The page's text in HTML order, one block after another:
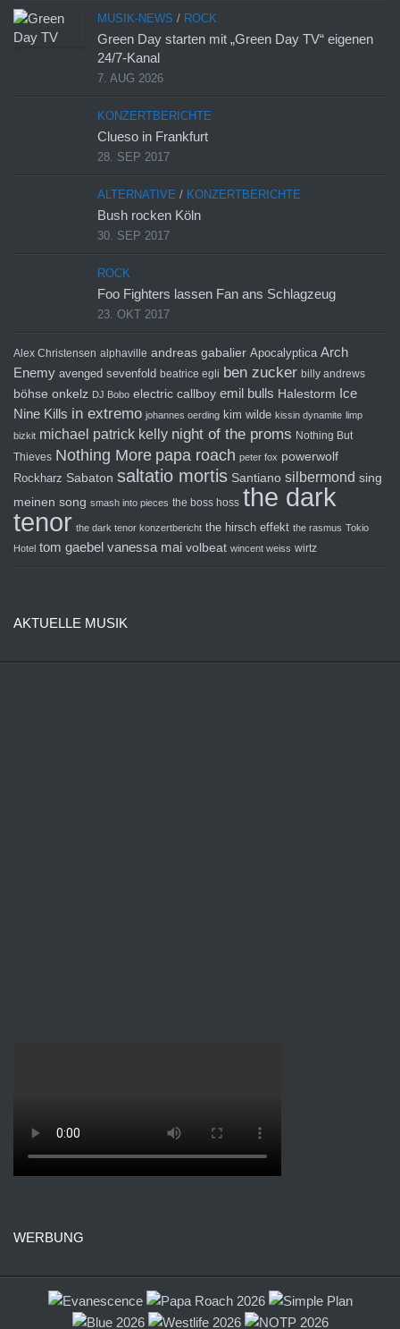
MUSIK-NEWS / ROCK
Green Day starten mit „Green Day TV“ eigenen
24/7-Kanal
7. AUG 2026
KONZERTBERICHTE
Clueso in Frankfurt
28. SEP 2017
ALTERNATIVE / KONZERTBERICHTE
Bush rocken Köln
30. SEP 2017
ROCK
Foo Fighters lassen Fan ans Schlagzeug
23. OKT 2017
Alex Christensen alphaville andreas gabalier Apocalyptica Arch
Enemy avenged sevenfold beatrice egli ben zucker billy andrews
böhse onkelz DJ Bobo electric callboy emil bulls Halestorm Ice
Nine Kills in extremo johannes oerding kim wilde kissin dynamite limp
bizkit michael patrick kelly night of the proms Nothing But
Thieves Nothing More papa roach peter fox powerwolf
Rockharz Sabaton saltatio mortis Santiano silbermond sing
meinen song smash into pieces the boss hoss the dark
tenor the dark tenor konzertbericht the hirsch effekt the rasmus Tokio
Hotel tom gaebel vanessa mai volbeat wincent weiss wirtz
AKTUELLE MUSIK
WERBUNG